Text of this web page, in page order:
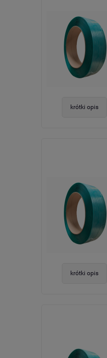
krótki opis
krótki opis